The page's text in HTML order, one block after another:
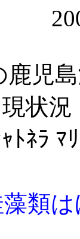
児
状況
ﾄﾈﾗ ﾏ
類